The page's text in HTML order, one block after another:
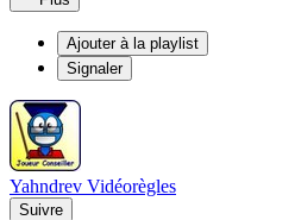
Ajouter à la playlist
Signaler
Yahndrev Vidéorègles
Suivre